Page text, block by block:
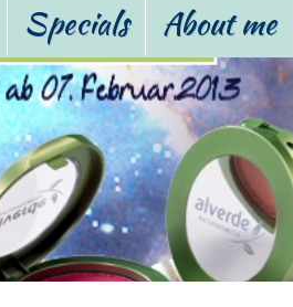
Specials About me